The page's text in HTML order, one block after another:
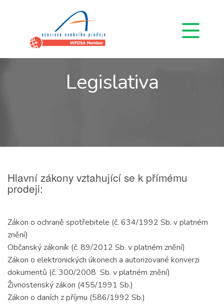
Legislativa
Hlavní zákony vztahující se k přímému
prodeji:
Zákon o ochraně spotřebitele (č. 634/1992 Sb. v platném
znění)
Občanský zákoník (č. 89/2012 Sb. v platném znění)
Zákon o elektronických úkonech a autorizované konverzi
dokumentů (č. 300/2008 Sb. v platném znění)
Živnostenský zákon (455/1991 Sb.)
Zákon o daních z příjmu (586/1992 Sb.)